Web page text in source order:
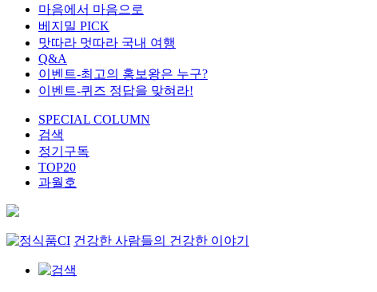
마음에서 마음으로
베지밀 PICK
맛따라 멋따라 국내 여행
Q&A
이벤트-최고의 홍보왕은 누구?
이벤트-퀴즈 정답을 맞혀라!
SPECIAL COLUMN
검색
정기구독
TOP20
과월호
건강한 사람들의 건강한 이야기